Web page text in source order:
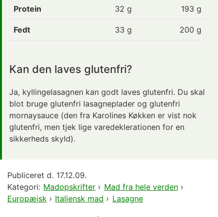
Protein 32 g 193 g
Fedt 33 g 200 g
Kan den laves glutenfri?
Ja, kyllingelasagnen kan godt laves glutenfri. Du skal
blot bruge glutenfri lasagneplader og glutenfri
mornaysauce (den fra Karolines Køkken er vist nok
glutenfri, men tjek lige varedeklerationen for en
sikkerheds skyld).
Publiceret d. 17.12.09.
Kategori: Madopskrifter › Mad fra hele verden›
Europæisk › Italiensk mad › Lasagne